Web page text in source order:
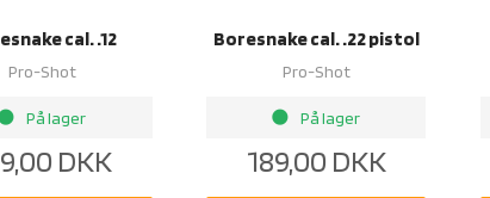
cal. .12
Pro-Shot
På lager
DKK
Boresnake cal. .22 pistol
Pro-Shot
brightness_1 På lager
189,00 DKK